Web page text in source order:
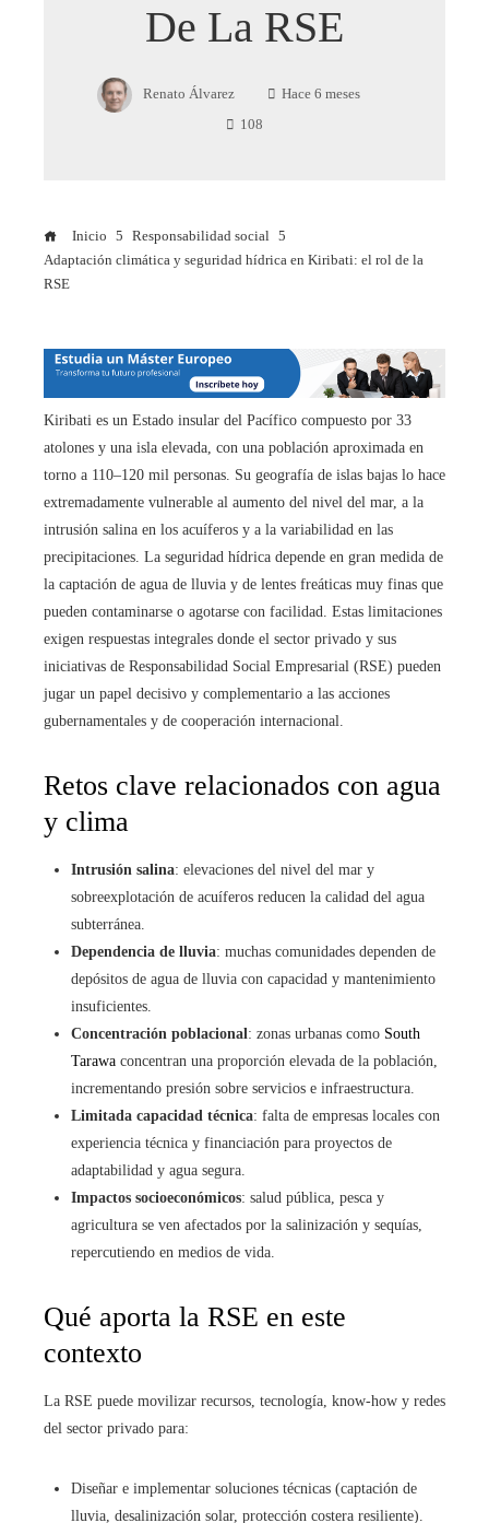
De La RSE
Renato Álvarez Hace 6 meses
108
Inicio
Responsabilidad social
Adaptación climática y seguridad hídrica en Kiribati: el rol de la
RSE
Kiribati es un Estado insular del Pacífico compuesto por 33
atolones y una isla elevada, con una población aproximada en
torno a 110–120 mil personas. Su geografía de islas bajas lo hace
extremadamente vulnerable al aumento del nivel del mar, a la
intrusión salina en los acuíferos y a la variabilidad en las
precipitaciones. La seguridad hídrica depende en gran medida de
la captación de agua de lluvia y de lentes freáticas muy finas que
pueden contaminarse o agotarse con facilidad. Estas limitaciones
exigen respuestas integrales donde el sector privado y sus
iniciativas de Responsabilidad Social Empresarial (RSE) pueden
jugar un papel decisivo y complementario a las acciones
gubernamentales y de cooperación internacional.
Retos clave relacionados con agua
y clima
Intrusión salina: elevaciones del nivel del mar y
sobreexplotación de acuíferos reducen la calidad del agua
subterránea.
Dependencia de lluvia: muchas comunidades dependen de
depósitos de agua de lluvia con capacidad y mantenimiento
insuficientes.
Concentración poblacional: zonas urbanas como South
Tarawa concentran una proporción elevada de la población,
incrementando presión sobre servicios e infraestructura.
Limitada capacidad técnica: falta de empresas locales con
experiencia técnica y financiación para proyectos de
adaptabilidad y agua segura.
Impactos socioeconómicos: salud pública, pesca y
agricultura se ven afectados por la salinización y sequías,
repercutiendo en medios de vida.
Qué aporta la RSE en este
contexto
La RSE puede movilizar recursos, tecnología, know‑how y redes
del sector privado para:
Diseñar e implementar soluciones técnicas (captación de
lluvia, desalinización solar, protección costera resiliente).